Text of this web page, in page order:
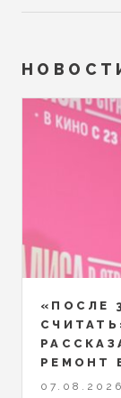
«ПОСЛЕ
РЕМОНТ
07.08.2026